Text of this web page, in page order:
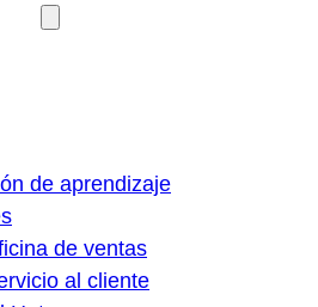
de aprendizaje
de ventas
al cliente